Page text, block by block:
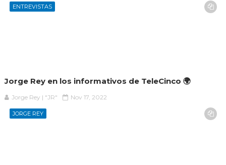
ENTREVISTAS
Jorge Rey en los informativos de TeleCinco 🌍
Jorge Rey | "JR" Nov 17, 2022
JORGE REY